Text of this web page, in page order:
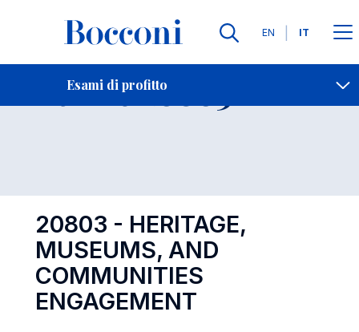
Lingue
EN IT
Esami di profitto
Contatti
Esame 20803 Open
20803 - HERITAGE,
MUSEUMS, AND
COMMUNITIES
ENGAGEMENT